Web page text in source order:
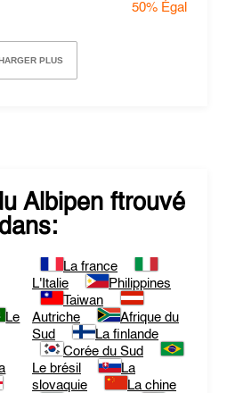
50% Égal
PLUS
Albipen ftrouvé
Le
La france
L'Italie
Philippines
Taiwan
Autriche
Afrique du
Sud
La finlande
Corée du Sud
Le brésil
La
slovaquie
La chine